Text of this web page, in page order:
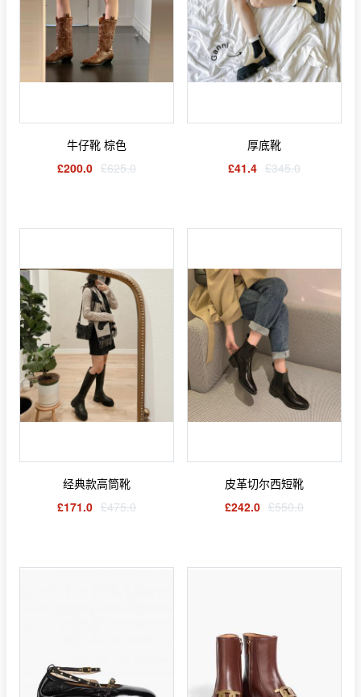
牛仔靴 棕色
£200.0 £625.0
厚底靴
£41.4 £345.0
经典款高筒靴
£171.0 £475.0
皮革切尔西短靴
£242.0 £550.0